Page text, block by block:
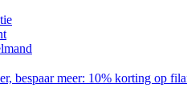
bespaar meer: ​​10% korting op